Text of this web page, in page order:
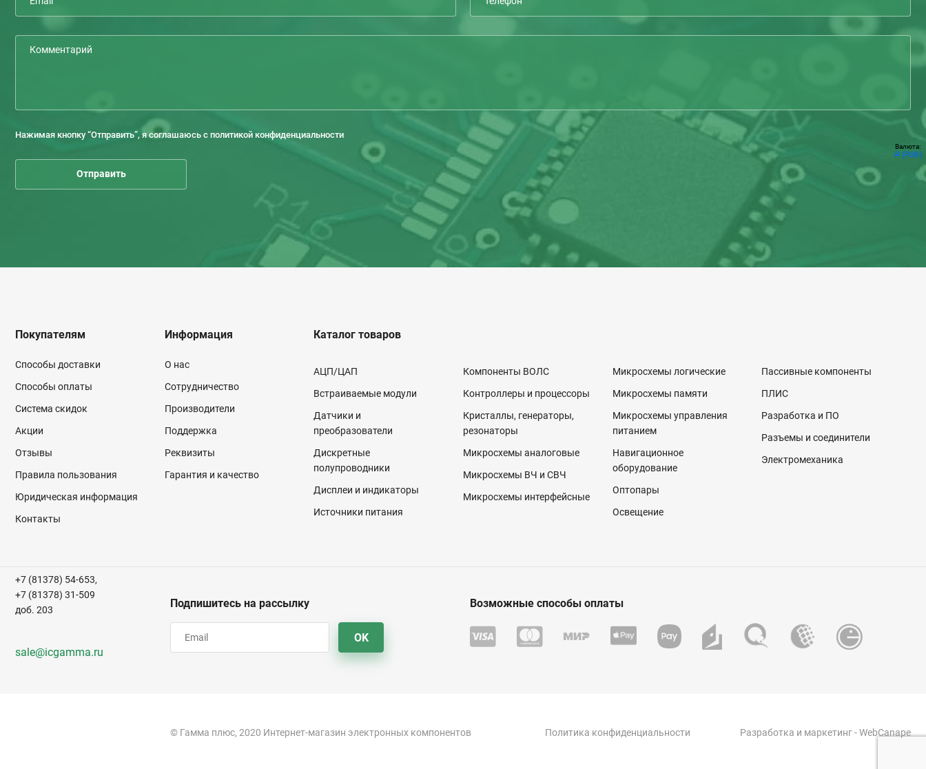
Валюта:
Р (RUB)
Нажимая кнопку “Отправить”, я соглашаюсь с политикой конфиденциальности
Покупателям
Способы доставки
Способы оплаты
Система скидок
Акции
Отзывы
Правила пользования
Юридическая информация
Контакты
Информация
О нас
Сотрудничество
Производители
Поддержка
Реквизиты
Гарантия и качество
Каталог товаров
АЦП/ЦАП
Встраиваемые модули
Датчики и
преобразователи
Дискретные
полупроводники
Дисплеи и индикаторы
Источники питания
Компоненты ВОЛС
Контроллеры и процессоры
Кристаллы, генераторы,
резонаторы
Микросхемы аналоговые
Микросхемы ВЧ и СВЧ
Микросхемы интерфейсные
Микросхемы логические
Микросхемы памяти
Микросхемы управления
питанием
Навигационное
оборудование
Оптопары
Освещение
Пассивные компоненты
ПЛИС
Разработка и ПО
Разъемы и соединители
Электромеханика
Подпишитесь на рассылку
OK
+7 (81378) 54-653,
+7 (81378) 31-509
доб. 203
sale@icgamma.ru
Возможные способы оплаты
© Гамма плюс, 2020 Интернет-магазин электронных компонентов Политика конфиденциальности Разработка и маркетинг- WebCanape